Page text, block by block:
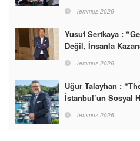
Temmuz 2026
Yusuf Sertkaya :
Değil, İnsanla
Temmuz 2026
Uğur Talayhan :
İstanbul’un Sosyal
Destinasyon Haline
Temmuz 2026